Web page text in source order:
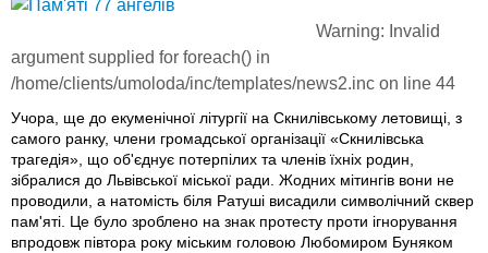
Warning: Invalid
argument supplied for foreach() in
/home/clients/umoloda/inc/templates/news2.inc on line 44
Учора, ще до екуменічної літургії на Скнилівському летовищі, з
самого ранку, члени громадської організації «Скнилівська
трагедія», що об'єднує потерпілих та членів їхнiх родин,
зібралися до Львівської міської ради. Жодних мітингів вони не
проводили, а натомість біля Ратуші висадили символічний сквер
пам'яті. Це було зроблено на знак протесту проти ігнорування
впродовж півтора року міським головою Любомиром Буняком